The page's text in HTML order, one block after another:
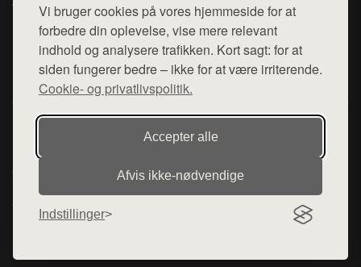
Vi bruger cookies på vores hjemmeside for at
forbedre din oplevelse, vise mere relevant
indhold og analysere trafikken. Kort sagt: for at
siden fungerer bedre – ikke for at være irriterende.
Cookie- og privatlivspolitik.
Accepter alle
Afvis ikke‑nødvendige
Indstillinger
Top Rabatter
Kontakt
Mail: hej@want.dk
Cookie- og privatlivspolitik
Denne side er en del af want.dk, der udgiver en række
hjemmesider med præsentation af forskellige produkter fra
diverse webshops. Der sælges ikke varer fra denne side - vi
henviser til de shops, som sælger varen. Vi har heller ikke
varerne på lager.